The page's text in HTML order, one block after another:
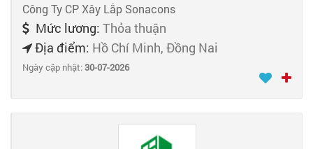
Công Ty CP Xây Lắp Sonacons
Mức lương: Thỏa thuận
Địa điểm: Hồ Chí Minh, Đồng Nai
Ngày cập nhật:30-07-2026